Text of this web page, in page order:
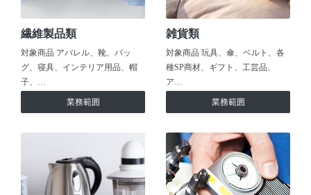
繊維製品類
対象商品 アパレル、靴、バッ
グ、寝具、インテリア用品、帽
子、…
業務範囲
雑貨類
対象商品 玩具、傘、ベルト、各
種SP商材、ギフト、工芸品、
ア…
業務範囲